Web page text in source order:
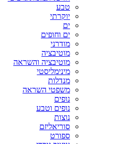
טבע
יוקרתי
ים
ים וחופים
מודרני
מוטיבציה
מוטיבציה והשראה
מינימליסטי
מנדלות
משפטי השראה
נופים
נופים וטבע
נוצות
סוריאליזם
ספורט